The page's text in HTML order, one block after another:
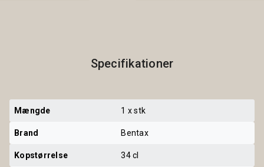
Specifikationer
Mængde 1 x stk
Brand Bentax
Kopstørrelse 34 cl